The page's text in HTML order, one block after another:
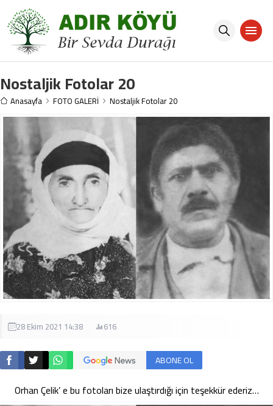
Nostaljik Fotolar 20
Anasayfa FOTO GALERİ Nostaljik Fotolar 20
28 Ekim 2021 14:38 616
ABONE OL
Orhan Çelik’ e bu fotoları bize ulaştırdığı için teşekkür ederiz…